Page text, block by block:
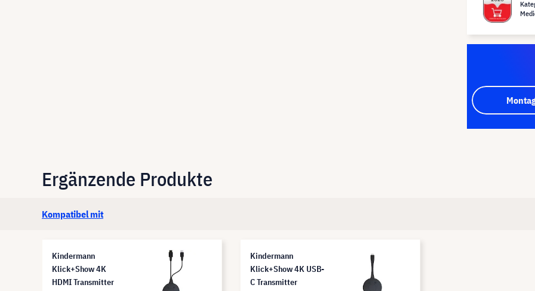
Ergänzende Produkte
Kompatibel mit
Kindermann
Klick+Show 4K
HDMI Transmitter
Kindermann
Klick+Show 4K USB-
C Transmitter